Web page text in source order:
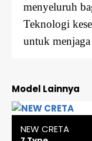
menyeluruh
Teknologi
untuk menjaga
Model Lainnya
NEW CRETA